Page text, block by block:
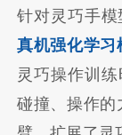
针对灵巧手
真机强化学习
灵巧操作训
碰撞、操作的